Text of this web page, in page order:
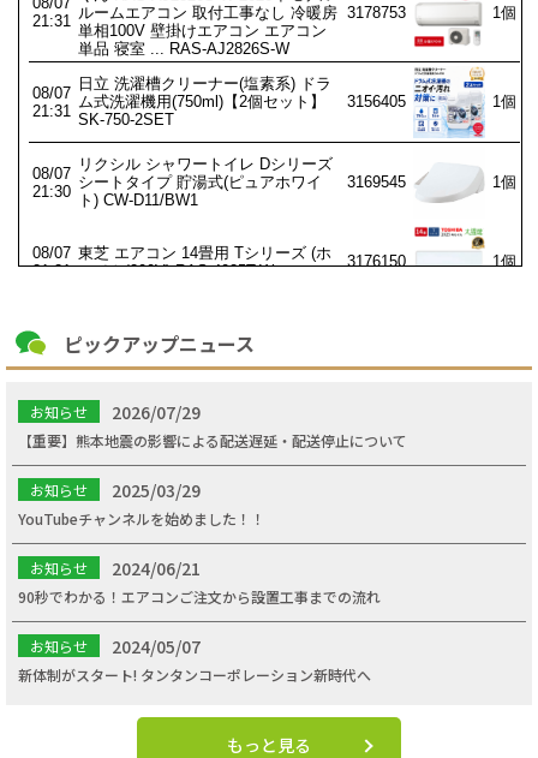
ピックアップニュース
お知らせ 2026/07/29
【重要】熊本地震の影響による配送遅延・配送停止について
お知らせ 2025/03/29
YouTubeチャンネルを始めました！！
お知らせ 2024/06/21
90秒でわかる！エアコンご注文から設置工事までの流れ
お知らせ 2024/05/07
新体制がスタート! タンタンコーポレーション新時代へ
もっと見る